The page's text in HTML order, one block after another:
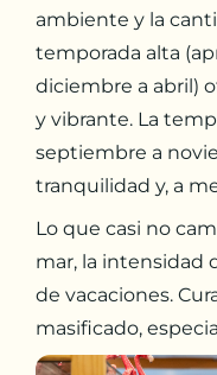
ambiente y la
temporada alta
diciembre a abril)
y vibrante. La
septiembre a
tranquilidad y, a
Lo que casi no
mar, la intensidad
de vacaciones.
masificado,